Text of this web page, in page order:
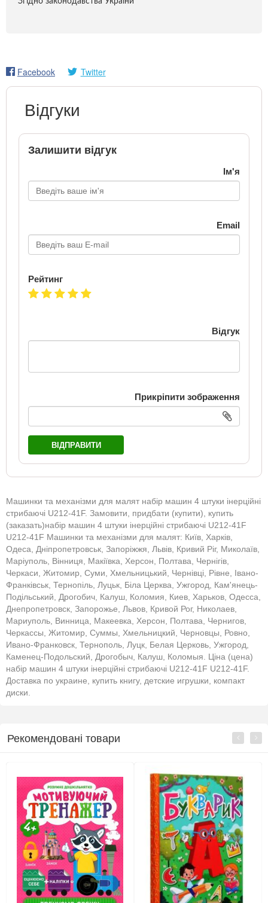
Facebook Twitter
Відгуки
Залишити відгук
Ім'я
Email
Рейтинг
Відгук
Прикріпити зображення
ВІДПРАВИТИ
Машинки та механізми для малят набір машин 4 штуки інерційні
стрибаючі U212-41F. Замовити, придбати (купити), купить
(заказать)набір машин 4 штуки інерційні стрибаючі U212-41F
U212-41F Машинки та механізми для малят: Київ, Харків,
Одеса, Дніпропетровськ, Запоріжжя, Львів, Кривий Ріг, Миколаїв,
Маріуполь, Вінниця, Макіївка, Херсон, Полтава, Чернігів,
Черкаси, Житомир, Суми, Хмельницький, Чернівці, Рівне, Івано-
Франківськ, Тернопіль, Луцьк, Біла Церква, Ужгород, Кам'янець-
Подільський, Дрогобич, Калуш, Коломия, Киев, Харьков, Одесса,
Днепропетровск, Запорожье, Львов, Кривой Рог, Николаев,
Мариуполь, Винница, Макеевка, Херсон, Полтава, Чернигов,
Черкассы, Житомир, Суммы, Хмельницкий, Черновцы, Ровно,
Ивано-Франковск, Тернополь, Луцк, Белая Церковь, Ужгород,
Каменец-Подольский, Дрогобыч, Калуш, Коломыя. Ціна (цена)
набір машин 4 штуки інерційні стрибаючі U212-41F U212-41F.
Доставка по украине, купить книгу, детские игрушки, компакт
диски.
Рекомендовані товари